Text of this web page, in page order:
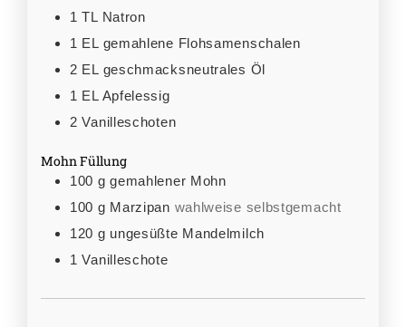
1 TL Natron
1 EL gemahlene Flohsamenschalen
2 EL geschmacksneutrales Öl
1 EL Apfelessig
2 Vanilleschoten
Mohn Füllung
100 g gemahlener Mohn
100 g Marzipan wahlweise selbstgemacht
120 g ungesüßte Mandelmilch
1 Vanilleschote